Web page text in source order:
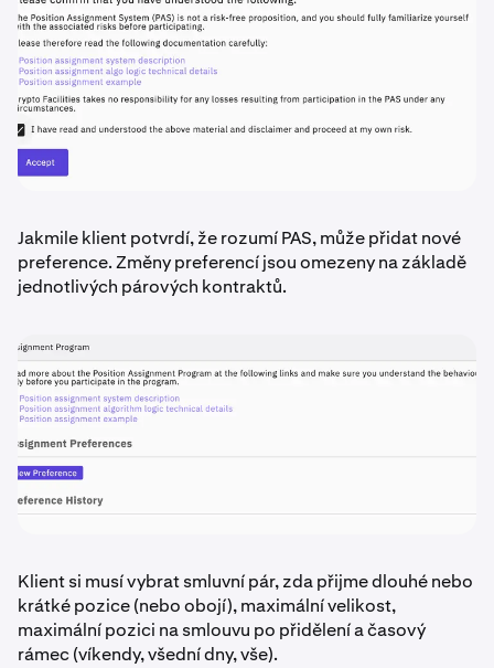
Jakmile klient potvrdí, že rozumí PAS, může přidat nové
preference. Změny preferencí jsou omezeny na základě
jednotlivých párových kontraktů.
Klient si musí vybrat smluvní pár, zda přijme dlouhé nebo
krátké pozice (nebo obojí), maximální velikost,
maximální pozici na smlouvu po přidělení a časový
rámec (víkendy, všední dny, vše).